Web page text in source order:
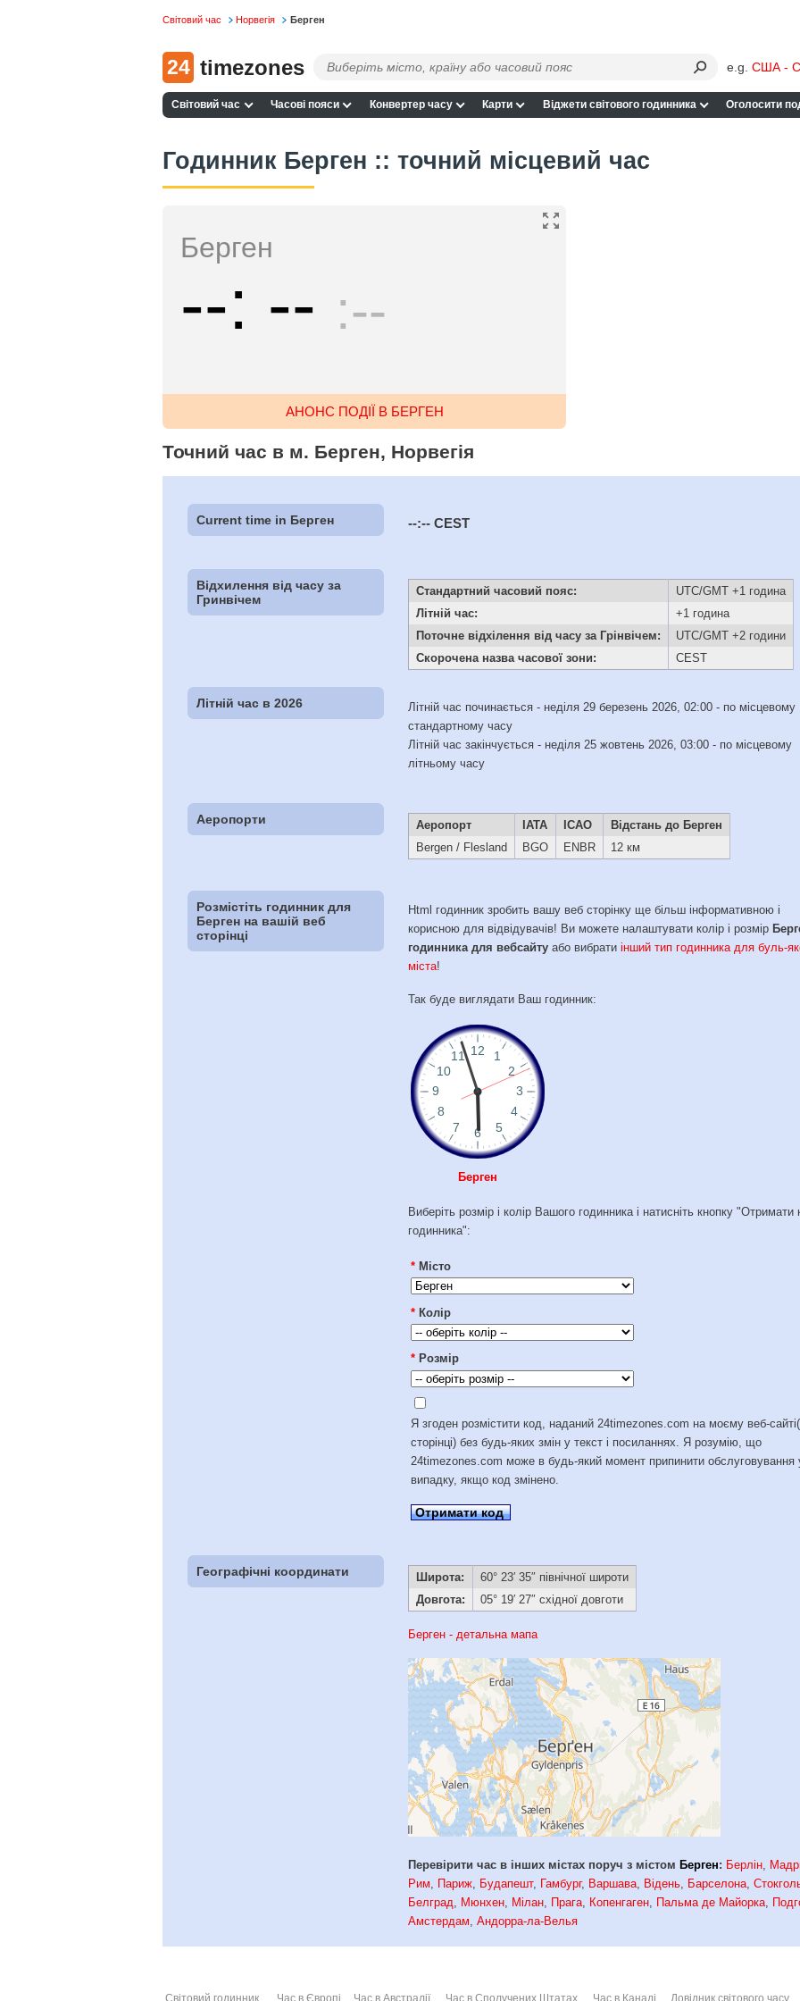
Світовий час Норвегія Берген
24 timezones e.g. США -
Світовий час Часові пояси Конвертер часу Карти Віджети світового годинника Оголосити
Годинник Берген :: точний місцевий час
Берген
-- -- --
АНОНС ПОДІЇ В БЕРГЕН
Точний час в м. Берген, Норвегія
Current time in Берген --:-- CEST
Відхилення від часу за
Гринвічем
Стандартний часовий пояс:
UTC/GMT +1 година
Літній час:
+1 година
Поточне відхілення від часу за Грінвічем:
UTC/GMT +2 години
Скорочена назва часової зони:
CEST
Літній час в 2026
Літній час починається - неділя 29 березень 2026, 02:00 - по місцевому
стандартному часу
Літній час закінчується - неділя 25 жовтень 2026, 03:00 - по місцевому
літньому часу
Аеропорти Аеропорт IATA ICAO
Відстань до Берген
Bergen / Flesland
BGO ENBR 12 км
Розмістіть годинник для
Берген на вашій веб
сторінці
Html годинник зробить вашу веб сторінку ще більш інформативною і
корисною для відвідувачів! Ви можете налаштувати колір і розмір
годинника для вебсайту або вибратиінший тип годинника для буль-
міста!
Так буде виглядати Ваш годинник:
Берген
Виберіть розмір і колір Вашого годинника і натисніть кнопку "Отримати
годинника":
* Місто
* Колір
* Розмір
Я згоден розмістити код, наданий 24timezones.com на моєму веб-
сторінці) без будь-яких змін у текст і посиланнях. Я розумію, що
24timezones.com може в будь-який момент припинити обслуговування
випадку, якщо код змінено.
Отримати код
Географічні координати Широта:
60° 23′ 35″ північної широти
Довгота:
05° 19′ 27″ східної довготи
Берген - детальна мапа
Перевірити час в інших містах поруч з містом Берген: Берлін,
Рим, Париж, Будапешт, Гамбург, Варшава, Відень, Барселона,
Белград, Мюнхен, Мілан, Прага, Копенгаген, Пальма де Майорка,
Амстердам,Андорра-ла-Велья